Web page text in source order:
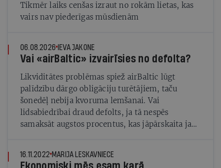
Tikmēr laiks cenšas izraut no rokām lietas, kas
vairs nav piederīgas mūsdienām
06.08.2026 IEVA JAKONE
Vai «airBaltic» izvairīsies no defolta?
Likviditātes problēmas spiež airBaltic lūgt
palīdzību dārgo obligāciju turētājiem, taču
šonedēļ nebija kvoruma lemšanai. Vai
lidsabiedrībai draud defolts, ja tā nespēs
samaksāt augstos procentus, kas jāpārskaita jau
16.11.2022 MARIJA LESKAVNIECE